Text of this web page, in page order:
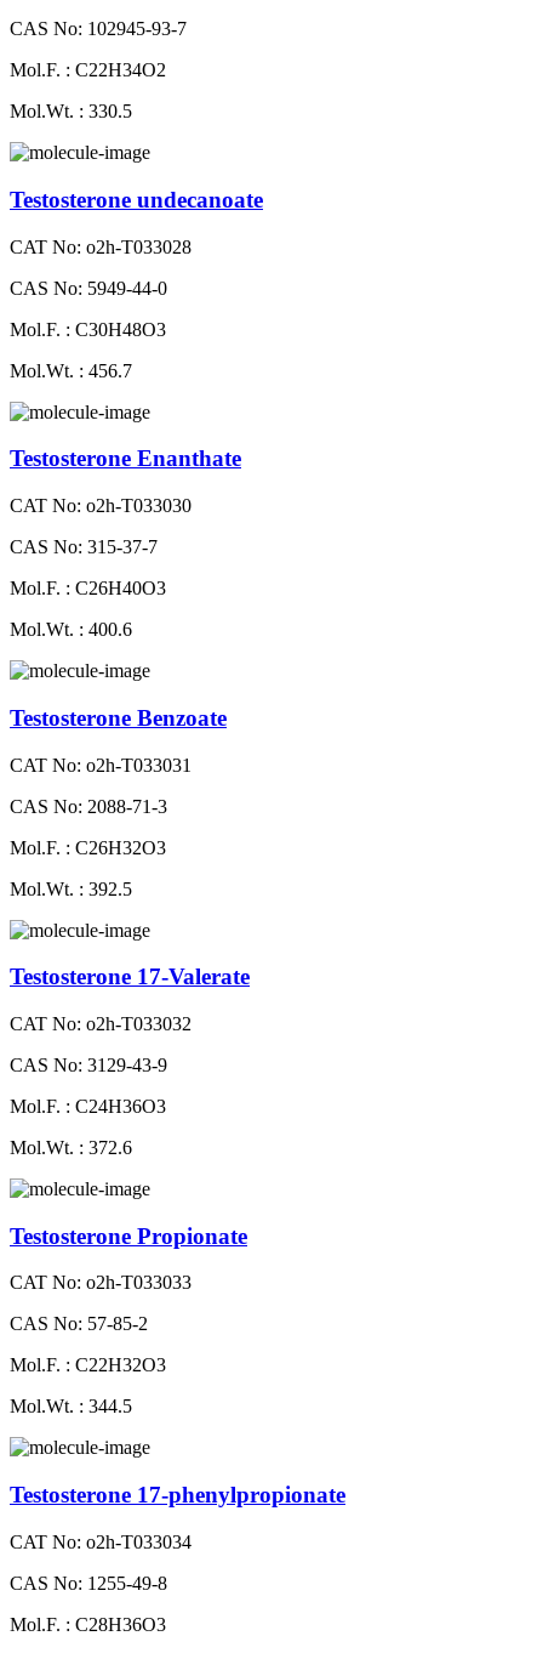
CAS No: 102945-93-7
Mol.F. : C22H34O2
Mol.Wt. : 330.5
Testosterone undecanoate
CAT No: o2h-T033028
CAS No: 5949-44-0
Mol.F. : C30H48O3
Mol.Wt. : 456.7
Testosterone Enanthate
CAT No: o2h-T033030
CAS No: 315-37-7
Mol.F. : C26H40O3
Mol.Wt. : 400.6
Testosterone Benzoate
CAT No: o2h-T033031
CAS No: 2088-71-3
Mol.F. : C26H32O3
Mol.Wt. : 392.5
Testosterone 17-Valerate
CAT No: o2h-T033032
CAS No: 3129-43-9
Mol.F. : C24H36O3
Mol.Wt. : 372.6
Testosterone Propionate
CAT No: o2h-T033033
CAS No: 57-85-2
Mol.F. : C22H32O3
Mol.Wt. : 344.5
Testosterone 17-phenylpropionate
CAT No: o2h-T033034
CAS No: 1255-49-8
Mol.F. : C28H36O3